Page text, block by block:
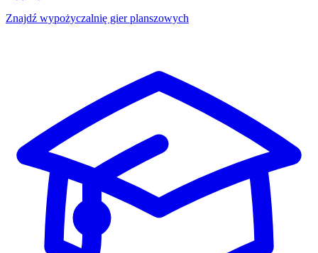
Znajdź wypożyczalnię gier planszowych